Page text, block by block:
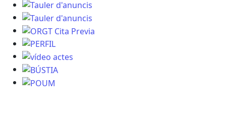
Tauler d'anuncis
Tauler d'anuncis
ORGT Cita Previa
PERFIL
vídeo actes
BÚSTIA
POUM